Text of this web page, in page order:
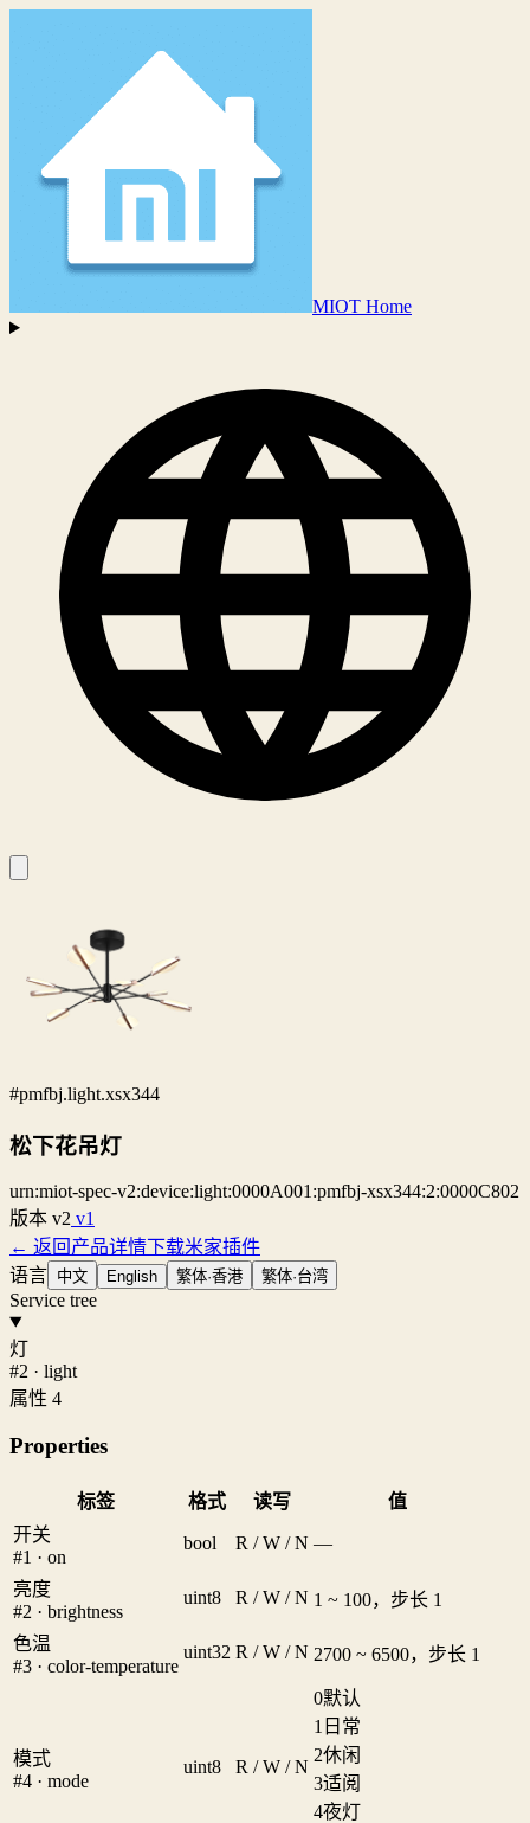
MIOT Home
#pmfbj.light.xsx344
松下花吊灯
urn:miot-spec-v2:device:light:0000A001:pmfbj-xsx344:2:0000C802
版本 v2 v1
← 返回产品详情下载米家插件
语言 中文 English 繁体·香港 繁体·台湾
Service tree
灯
#2 · light
属性 4
Properties
标签 格式 读写
值
开关
#1 · on
bool R / W / N —
亮度
#2 · brightness
uint8 R / W / N 1 ~ 100，步长 1
色温
#3 · color-temperature
uint32 R / W / N 2700 ~ 6500，步长 1
模式
#4 · mode
uint8 R / W / N
0默认
1 日常
2休闲
3适阅
4夜灯